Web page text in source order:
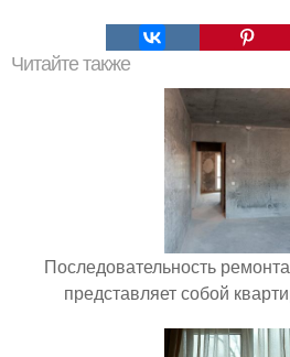
Читайте также
Последовательность
представляет собой